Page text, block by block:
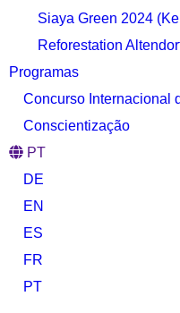
Siaya Green 2024
Reforestation
Programas
Concurso Internacional
Conscientização
PT
DE
EN
ES
FR
PT